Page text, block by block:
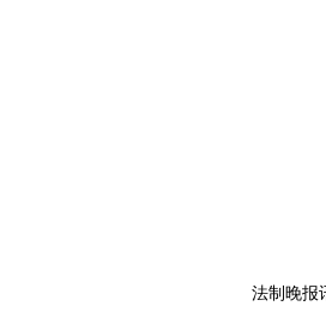
法制晚报讯